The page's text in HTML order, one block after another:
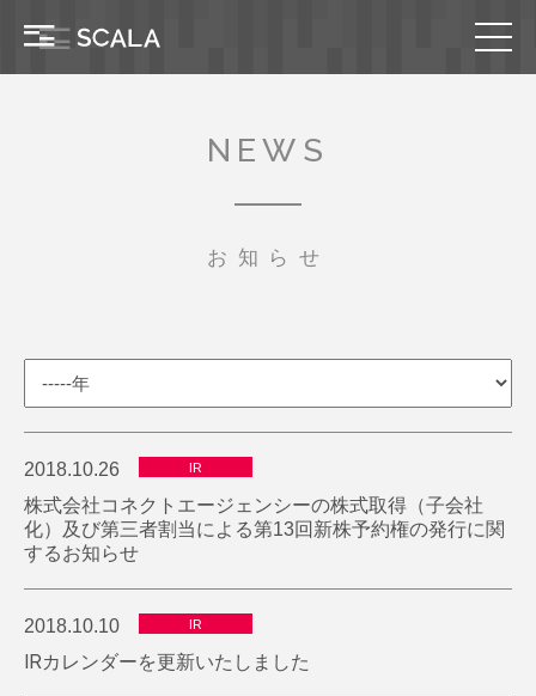
NEWS
お知らせ
2018.10.26 IR
株式会社コネクトエージェンシーの株式取得（子会社
化）及び第三者割当による第13回新株予約権の発行に関
するお知らせ
2018.10.10 IR
IRカレンダーを更新いたしました